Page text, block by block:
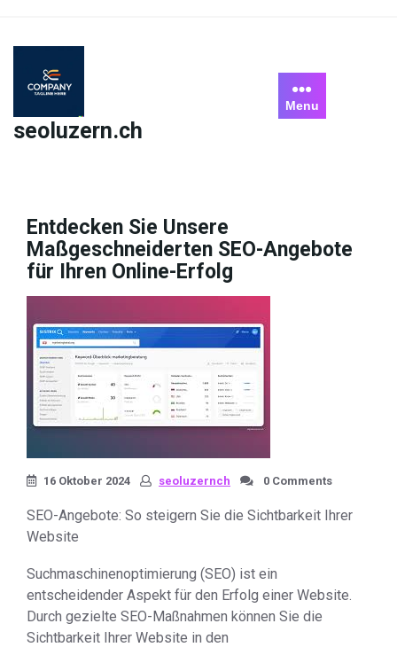
content
seoluzern.ch
Menu
Entdecken Sie Unsere
Maßgeschneiderten SEO-Angebote
für Ihren Online-Erfolg
16 Oktober 2024 seoluzernch 0 Comments
SEO-Angebote: So steigern Sie die Sichtbarkeit Ihrer
Website
Suchmaschinenoptimierung (SEO) ist ein
entscheidender Aspekt für den Erfolg einer Website.
Durch gezielte SEO-Maßnahmen können Sie die
Sichtbarkeit Ihrer Website in den